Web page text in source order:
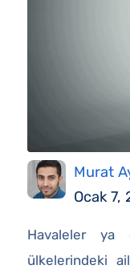
Murat
Ocak 7,
Havaleler ya
ülkelerindeki